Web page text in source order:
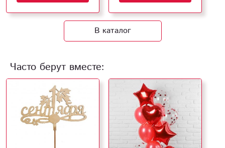
В каталог
Часто берут вместе: